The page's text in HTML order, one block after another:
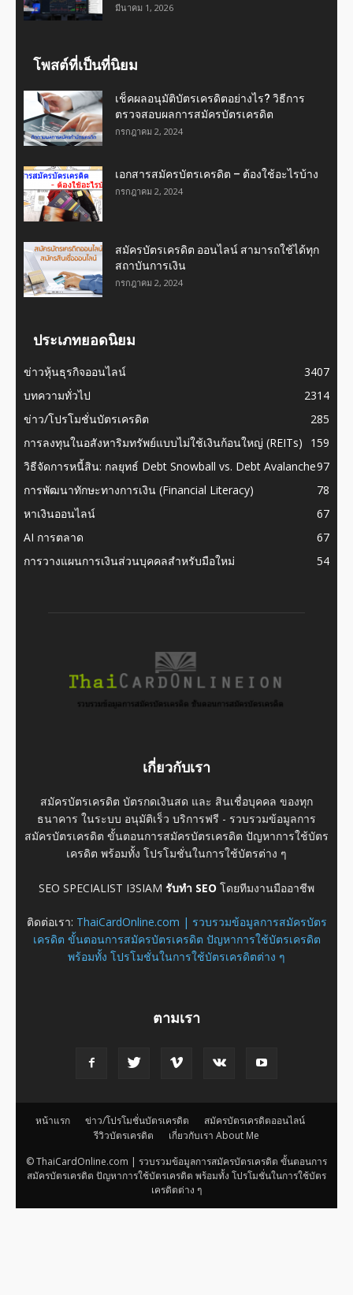
มีนาคม 1, 2026
โพสต์ที่เป็นที่นิยม
เช็คผลอนุมัติบัตรเครดิตอย่างไร? วิธีการ
ตรวจสอบผลการสมัครบัตรเครดิต
กรกฎาคม 2, 2024
เอกสารสมัครบัตรเครดิต – ต้องใช้อะไรบ้าง
กรกฎาคม 2, 2024
สมัครบัตรเครดิต ออนไลน์ สามารถใช้ได้ทุก
สถาบันการเงิน
กรกฎาคม 2, 2024
ประเภทยอดนิยม
ข่าวหุ้นธุรกิจออนไลน์
3407
บทความทั่วไป
2314
ข่าว/โปรโมชั่นบัตรเครดิต
285
การลงทุนในอสังหาริมทรัพย์แบบไม่ใช้เงินก้อนใหญ่ (REITs)
159
วิธีจัดการหนี้สิน: กลยุทธ์ Debt Snowball vs. Debt Avalanche97
การพัฒนาทักษะทางการเงิน (Financial Literacy)
78
หาเงินออนไลน์
67
AI การตลาด
67
การวางแผนการเงินส่วนบุคคลสำหรับมือใหม่
54
เกี่ยวกับเรา
สมัครบัตรเครดิต บัตรกดเงินสด และ สินเชื่อบุคคล ของทุก
ธนาคาร ในระบบ อนุมัติเร็ว บริการฟรี - รวบรวมข้อมูลการ
สมัครบัตรเครดิต ขั้นตอนการสมัครบัตรเครดิต ปัญหาการใช้บัตร
เครดิต พร้อมทั้ง โปรโมชั่นในการใช้บัตรต่าง ๆ
SEO SPECIALIST I3SIAM รับทำ SEO โดยทีมงานมืออาชีพ
ติดต่อเรา: ThaiCardOnline.com | รวบรวมข้อมูลการสมัครบัตร
เครดิต ขั้นตอนการสมัครบัตรเครดิต ปัญหาการใช้บัตรเครดิต
พร้อมทั้ง โปรโมชั่นในการใช้บัตรเครดิตต่าง ๆ
ตามเรา
หน้าแรก ข่าว/โปรโมชั่นบัตรเครดิต
สมัครบัตรเครดิตออนไลน์
รีวิวบัตรเครดิต
เกี่ยวกับเรา About Me
© ThaiCardOnline.com | รวบรวมข้อมูลการสมัครบัตรเครดิต ขั้นตอนการ
สมัครบัตรเครดิต ปัญหาการใช้บัตรเครดิต พร้อมทั้ง โปรโมชั่นในการใช้บัตร
เครดิตต่าง ๆ